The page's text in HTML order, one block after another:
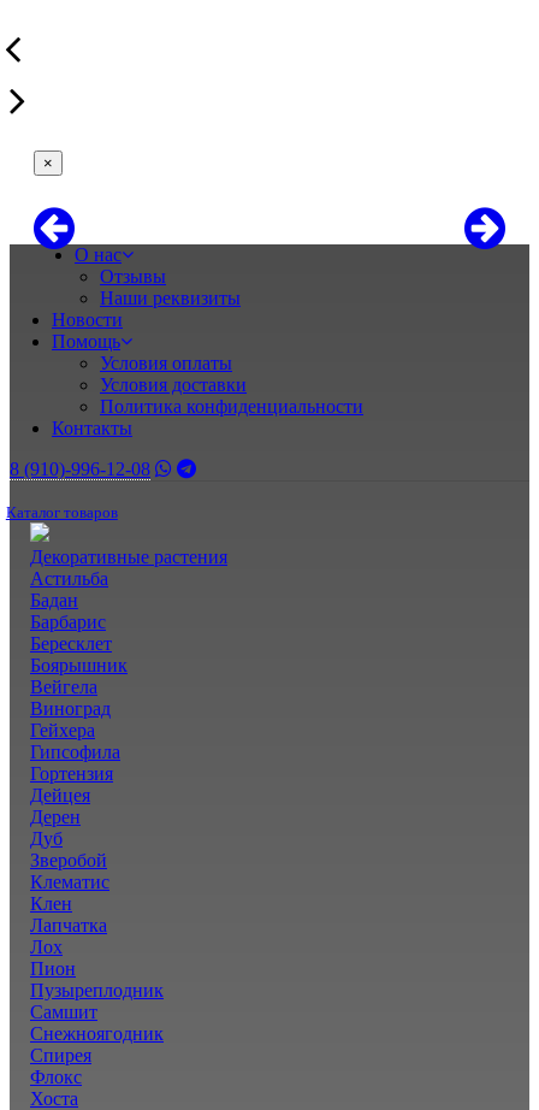
×
О нас
Отзывы
Наши реквизиты
Новости
Помощь
Условия оплаты
Условия доставки
Политика конфиденциальности
Контакты
8 (910)-996-12-08
Каталог товаров
Декоративные растения
Астильба
Бадан
Барбарис
Бересклет
Боярышник
Вейгела
Виноград
Гейхера
Гипсофила
Гортензия
Дейцея
Дерен
Дуб
Зверобой
Клематис
Клен
Лапчатка
Лох
Пион
Пузыреплодник
Самшит
Снежноягодник
Спирея
Флокс
Хоста